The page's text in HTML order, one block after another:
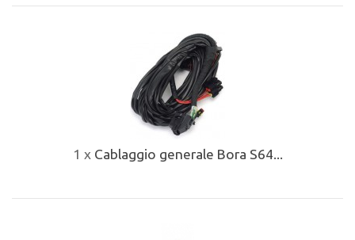
1 x Cablaggio generale Bora S64...